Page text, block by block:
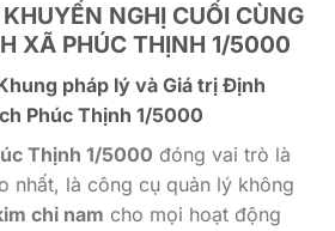
NGHỊ CUỐI CÙNG
XÃ PHÚC THỊNH 1/5000
pháp lý và Giá trị Định
Phúc Thịnh 1/5000
Thịnh 1/5000 đóng vai trò là
nhất, là công cụ quản lý không
chỉ nam cho mọi hoạt động